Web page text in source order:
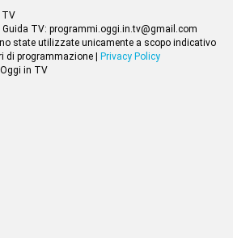
TV
TV: programmi.oggi.in.tv@gmail.com
state utilizzate unicamente a scopo indicativo
di programmazione |
Privacy Policy
in TV